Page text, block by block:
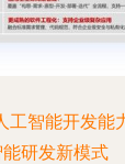
工智能开发能
研发新模式